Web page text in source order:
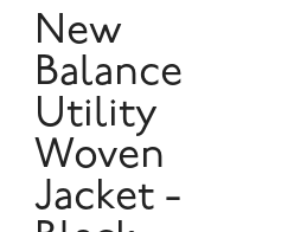
New
Balance
Utility
Woven
Jacket -